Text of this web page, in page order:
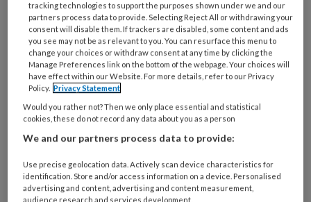
23 APRIL 2026
En in Groot-Brittannië is
het Nationale
Voetenweek
tracking technologies to support the purposes shown under we and our
partners process data to provide. Selecting Reject All or withdrawing your
consent will disable them. If trackers are disabled, some content and ads
you see may not be as relevant to you. You can resurface this menu to
change your choices or withdraw consent at any time by clicking the
Manage Preferences link on the bottom of the webpage. Your choices will
have effect within our Website. For more details, refer to our Privacy
Policy. Privacy Statement
Would you rather not? Then we only place essential and statistical
cookies, these do not record any data about you as a person
We and our partners process data to provide:
Use precise geolocation data. Actively scan device characteristics for
identification. Store and/or access information on a device. Personalised
advertising and content, advertising and content measurement,
audience research and services development.